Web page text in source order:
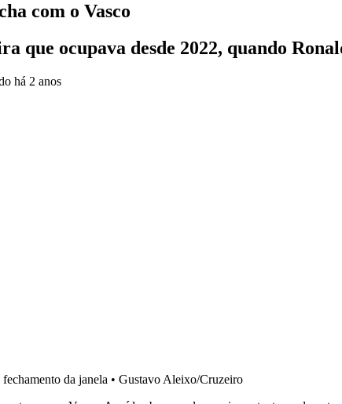
com o Vasco
ocupava desde 2022, quando
há 2 anos
da janela • Gustavo Aleixo/Cruzeiro